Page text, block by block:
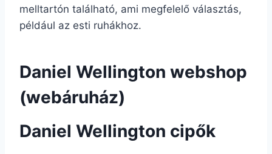
melltartón található, ami megfelelő választás,
például az esti ruhákhoz.
Daniel Wellington webshop
(webáruház)
Daniel Wellington cipők